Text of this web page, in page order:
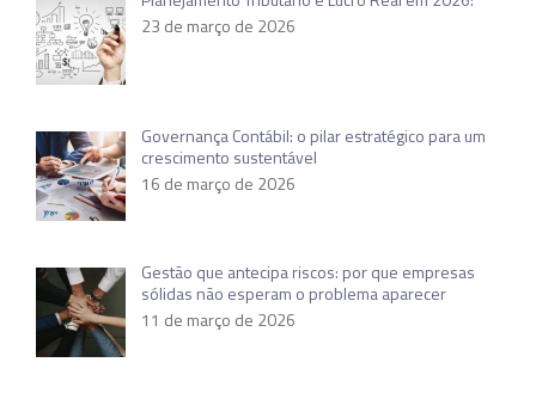
23 de março de 2026
Governança Contábil: o pilar estratégico para um
crescimento sustentável
16 de março de 2026
Gestão que antecipa riscos: por que empresas
sólidas não esperam o problema aparecer
11 de março de 2026